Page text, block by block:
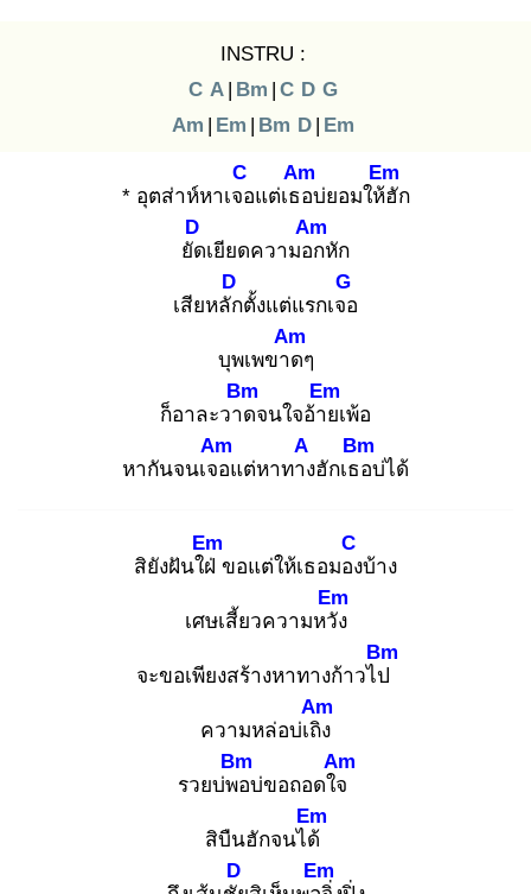
INSTRU :
C A | Bm | C D G
Am | Em | Bm D | Em
* อุตส่าห์หาเจอ
C
แต่เธอ
Am
บ่ยอมให้ฮั
Em
ก
ยัด
D
เยียดความอก
Am
หัก
เสียหลัก
D
ตั้งแต่แรกเจอ
G
บุพเพขาด
Am
ๆ
ก็อาละวาด
Bm
จนใจอ้าย
Em
เพ้อ
หากันจนเจอ
Am
แต่หาทาง
A
ฮักเธอ
Bm
บ่ได้
สิยังฝันใฝ่
Em
ขอแต่ให้เธอมอง
C
บ้าง
เศษเสี้ยวความหวัง
Em
จะขอเพียงสร้างหาทางก้าวไป
Bm
ความหล่อบ่เถิง
Am
รวยบ่พอ
Bm
บ่ขอถอดใจ
Am
สิบืนฮักจนได้
Em
D
Em